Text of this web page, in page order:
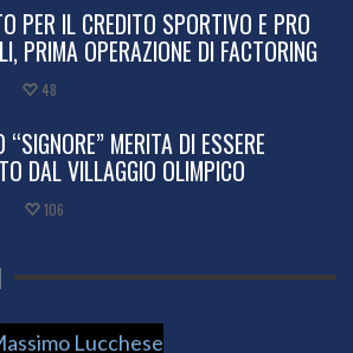
PER IL CREDITO SPORTIVO E PRO
PRIMA OPERAZIONE DI FACTORING
48
“SIGNORE” MERITA DI ESSERE
DAL VILLAGGIO OLIMPICO
106